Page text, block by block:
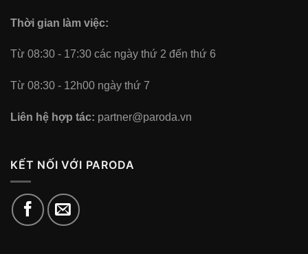
Thời gian làm việc:
Từ 08:30 - 17:30 các ngày thứ 2 đến thứ 6
Từ 08:30 - 12h00 ngày thứ 7
Liên hệ hợp tác: partner@paroda.vn
KẾT NỐI VỚI PARODA